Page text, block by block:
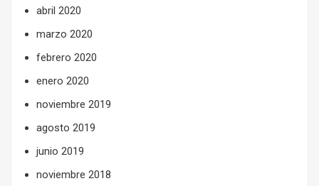
abril 2020
marzo 2020
febrero 2020
enero 2020
noviembre 2019
agosto 2019
junio 2019
noviembre 2018